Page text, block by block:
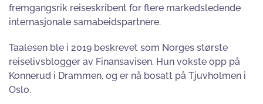
fremgangsrik reiseskribent for flere markedsledende
internasjonale samabeidspartnere.
Taalesen ble i 2019 beskrevet som Norges største
reiselivsblogger av Finansavisen. Hun vokste opp på
Konnerud i Drammen, og er nå bosatt på Tjuvholmen i
Oslo.